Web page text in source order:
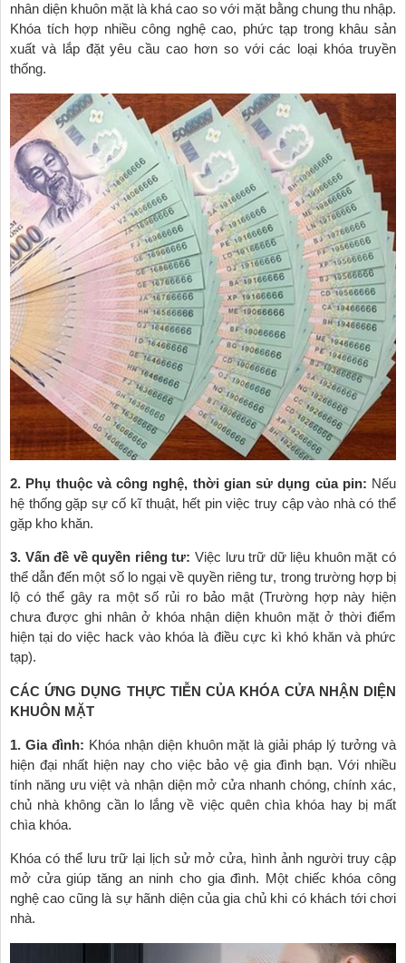
nhân diện khuôn mặt là khá cao so với mặt bằng chung thu nhập.
Khóa tích hợp nhiều công nghệ cao, phức tạp trong khâu sản
xuất và lắp đặt yêu cầu cao hơn so với các loại khóa truyền
thống.
2. Phụ thuộc và công nghệ, thời gian sử dụng của pin: Nếu
hệ thống gặp sự cố kĩ thuật, hết pin việc truy cập vào nhà có thể
gặp kho khăn.
3. Vấn đề về quyền riêng tư: Việc lưu trữ dữ liệu khuôn mặt có
thể dẫn đến một số lo ngại về quyền riêng tư, trong trường hợp bị
lộ có thể gây ra một số rủi ro bảo mật (Trường hợp này hiện
chưa được ghi nhân ở khóa nhận diện khuôn mặt ở thời điểm
hiện tại do việc hack vào khóa là điều cực kì khó khăn và phức
tạp).
CÁC ỨNG DỤNG THỰC TIỄN CỦA KHÓA CỬA NHẬN DIỆN
KHUÔN MẶT
1. Gia đình: Khóa nhận diện khuôn mặt là giải pháp lý tưởng và
hiện đại nhất hiện nay cho việc bảo vệ gia đình bạn. Với nhiều
tính năng ưu việt và nhận diện mở cửa nhanh chóng, chính xác,
chủ nhà không cần lo lắng về việc quên chìa khóa hay bị mất
chìa khóa.
Khóa có thể lưu trữ lại lịch sử mở cửa, hình ảnh người truy cập
mở cửa giúp tăng an ninh cho gia đình. Một chiếc khóa công
nghệ cao cũng là sự hãnh diện của gia chủ khi có khách tới chơi
nhà.